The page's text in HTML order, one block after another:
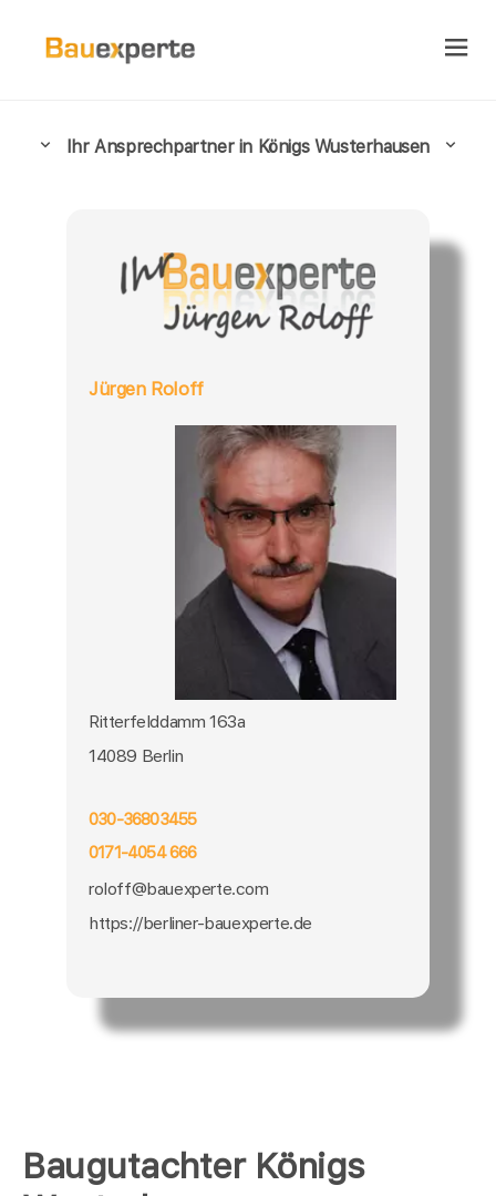
Baugutachter Königs
Ihr Ansprechpartner in Königs Wusterhausen
Jürgen Roloff
Ritterfelddamm 163a
14089 Berlin
030-36803455
0171-4054 666
roloff@bauexperte.com
https://berliner-bauexperte.de